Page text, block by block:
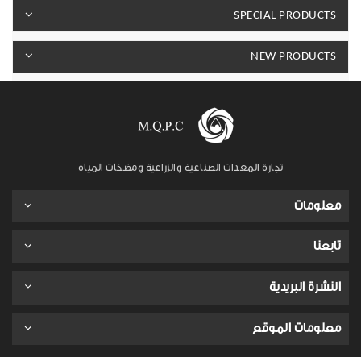
SPECIAL PRODUCTS
NEW PRODUCTS
تجارة المعدات الصناعية والزراعية ومضخات المياه
معلومات
تابعنا
النشرة البريدية
معلومات الموقع